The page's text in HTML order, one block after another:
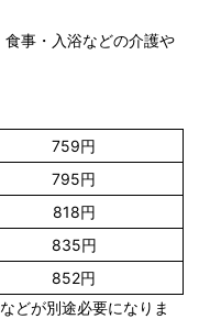
事・入浴などの介護や
759円
795円
818円
835円
852円
どが別途必要になりま